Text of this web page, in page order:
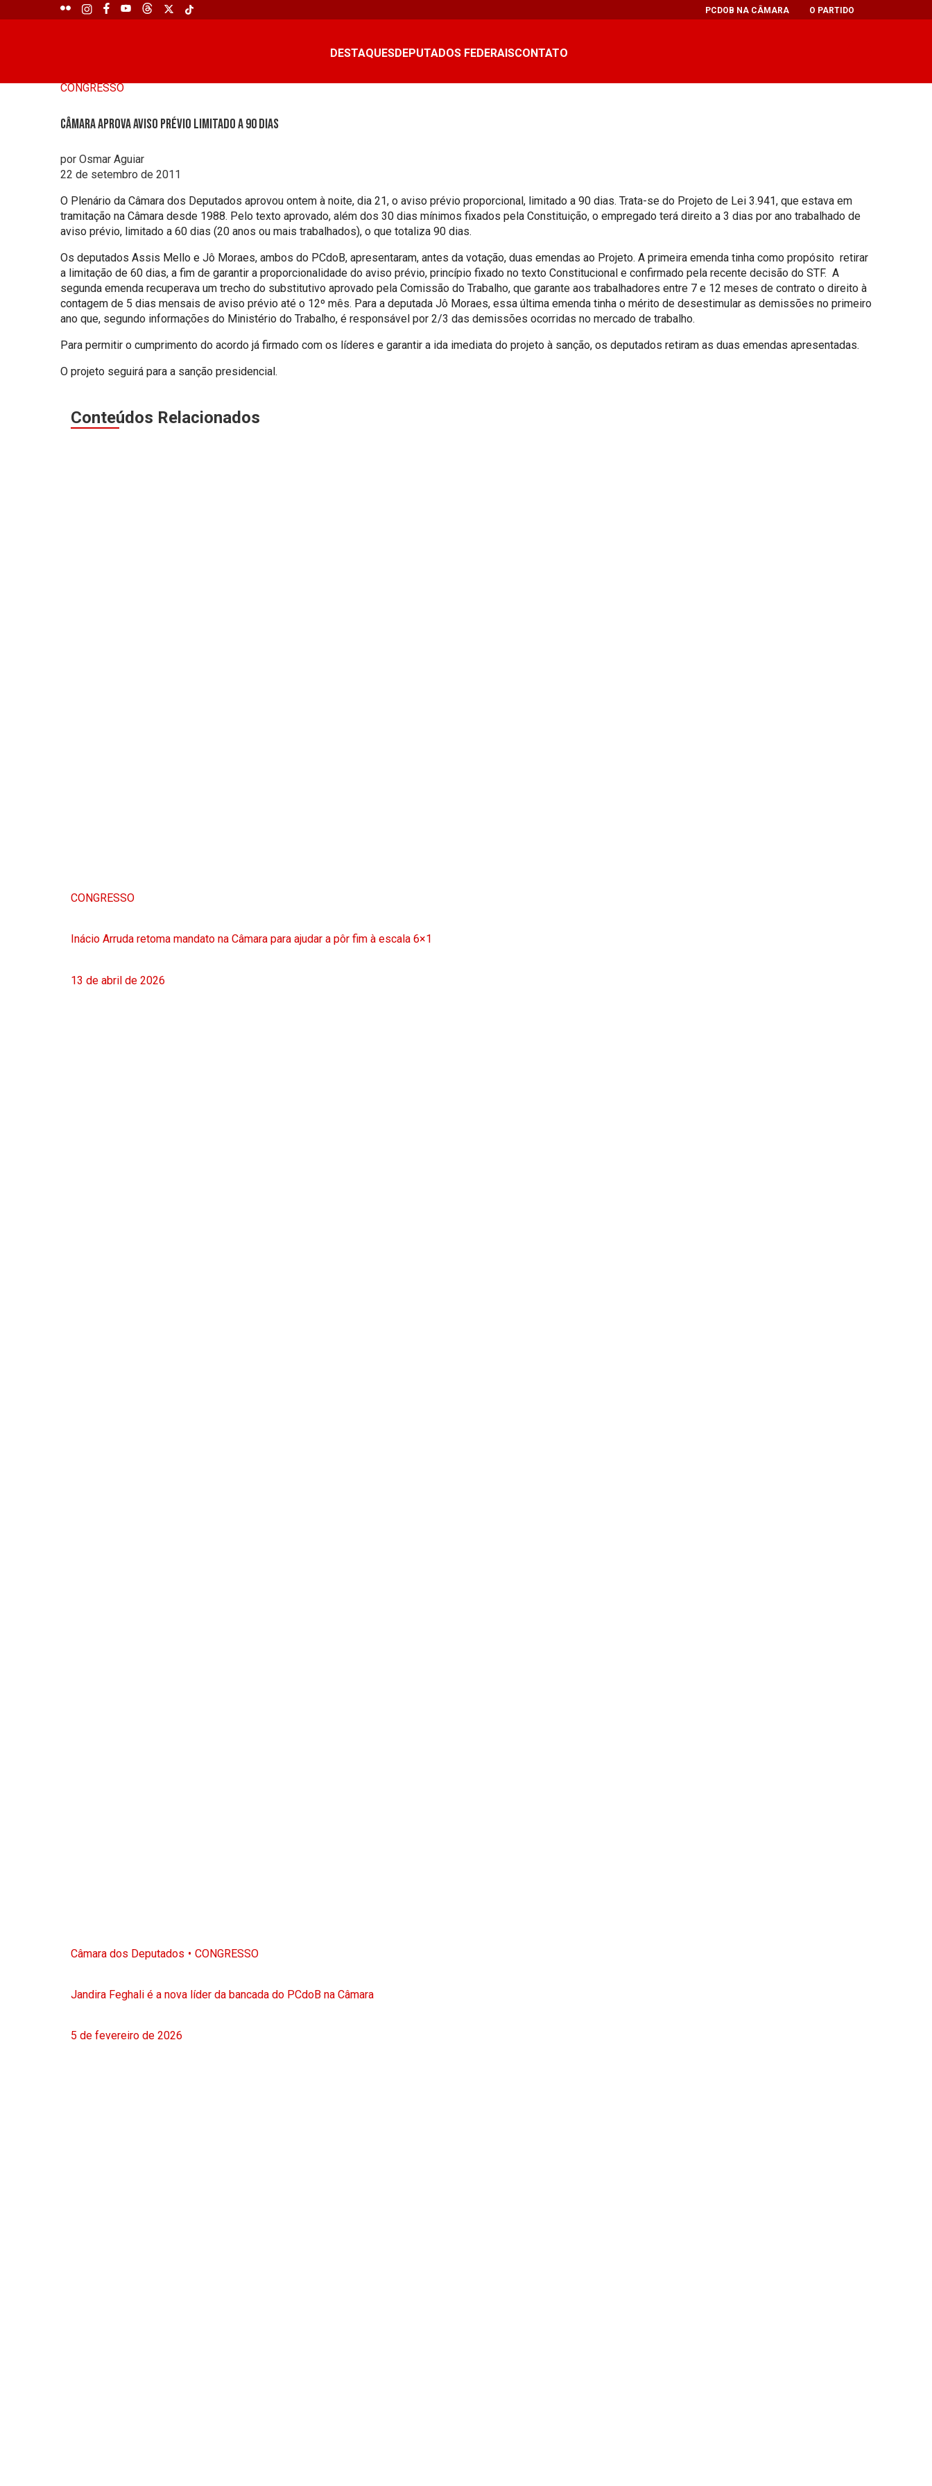
PCDOB NA CÂMARA O PARTIDO
DESTAQUESDEPUTADOS FEDERAISCONTATO
CONGRESSO
Câmara aprova aviso prévio limitado a 90 dias
por Osmar Aguiar
22 de setembro de 2011
O Plenário da Câmara dos Deputados aprovou ontem à noite, dia 21, o aviso prévio proporcional, limitado a 90 dias. Trata-se do Projeto de Lei 3.941, que estava em
tramitação na Câmara desde 1988. Pelo texto aprovado, além dos 30 dias mínimos fixados pela Constituição, o empregado terá direito a 3 dias por ano trabalhado de
aviso prévio, limitado a 60 dias (20 anos ou mais trabalhados), o que totaliza 90 dias.
Os deputados Assis Mello e Jô Moraes, ambos do PCdoB, apresentaram, antes da votação, duas emendas ao Projeto. A primeira emenda tinha como propósito retirar
a limitação de 60 dias, a fim de garantir a proporcionalidade do aviso prévio, princípio fixado no texto Constitucional e confirmado pela recente decisão do STF. A
segunda emenda recuperava um trecho do substitutivo aprovado pela Comissão do Trabalho, que garante aos trabalhadores entre 7 e 12 meses de contrato o direito à
contagem de 5 dias mensais de aviso prévio até o 12º mês. Para a deputada Jô Moraes, essa última emenda tinha o mérito de desestimular as demissões no primeiro
ano que, segundo informações do Ministério do Trabalho, é responsável por 2/3 das demissões ocorridas no mercado de trabalho.
Para permitir o cumprimento do acordo já firmado com os líderes e garantir a ida imediata do projeto à sanção, os deputados retiram as duas emendas apresentadas.
O projeto seguirá para a sanção presidencial.
Conteúdos Relacionados
CONGRESSO
Inácio Arruda retoma mandato na Câmara para ajudar a pôr fim à escala 6×1
13 de abril de 2026
Câmara dos Deputados CONGRESSO
Jandira Feghali é a nova líder da bancada do PCdoB na Câmara
5 de fevereiro de 2026